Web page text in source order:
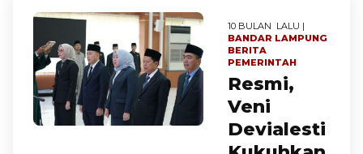
10 BULAN LALU |
BANDAR LAMPUNG
BERITA
PEMERINTAH
Resmi,
Veni
Devialesti